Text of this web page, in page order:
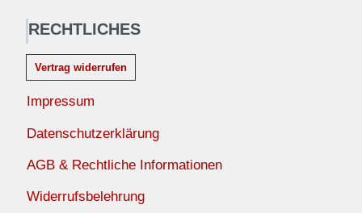
RECHTLICHES
Vertrag widerrufen
Impressum
Datenschutzerklärung
AGB & Rechtliche Informationen
Widerrufsbelehrung